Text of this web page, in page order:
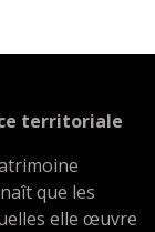
territoriale
que les
elle œuvre